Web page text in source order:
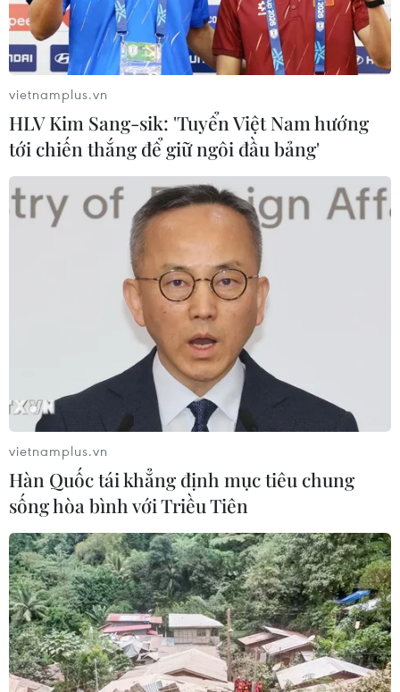
Cấm sử dụng kháng sinh trong chăn nuôi
và thủy sản từ năm 2020
Từ đầu năm 2018, Việt Nam sẽ dừng sử dụng các loại
kháng sinh trong sản xuất thực phẩm (chăn nuôi và thủy
sản) và đến năm 2020 sẽ cấm hẳn việc sử dụng kháng
sinh trong chăn nuôi và thủy sản.
vietnamplus.vn
HLV Kim Sang-sik: 'Tuyển Việt Nam hướng
tới chiến thắng để giữ ngôi đầu bảng'
vietnamplus.vn
Hàn Quốc tái khẳng định mục tiêu chung
sống hòa bình với Triều Tiên